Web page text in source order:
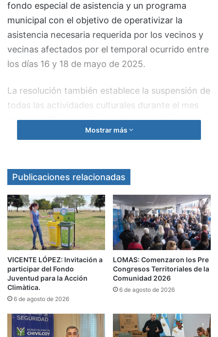
fondo especial de asistencia y un programa
municipal con el objetivo de operativizar la
asistencia necesaria requerida por los vecinos y
vecinas afectados por el temporal ocurrido entre
los días 16 y 18 de mayo de 2025.
La resolución también establece la suspensión de
todas las actividades culturales durante el mes
de mayo. “Esto permite reasignar partidas para
la asistencia, unificar esfuerzos, y fortalecer la
expresó Sujarchuk. Esta medida incluye el acto y
desfile que estaba previsto realizarse el 25 de
Mayo en Belén deEscobar.
Asimismo, el decreto reconoce y destaca la labor
de todo el personal municipal, que
conjuntamente con Defensa Civil, Bomberos
Voluntarios y las fuerzas de seguridad
bonaerenses, actuaron durante el evento
Mostrar más
Publicaciones relacionadas
VICENTE LÓPEZ: Invitación a
participar del Fondo
Juventud para la Acción
Climàtica.
6 de agosto de 2026
LOMAS: Comenzaron los Pre
Congresos Territoriales de la
Comunidad 2026
6 de agosto de 2026